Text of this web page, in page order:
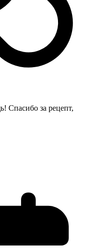
Спасибо за рецепт,